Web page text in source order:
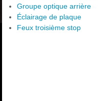
Groupe optique arrière
Éclairage de plaque
Feux troisième stop